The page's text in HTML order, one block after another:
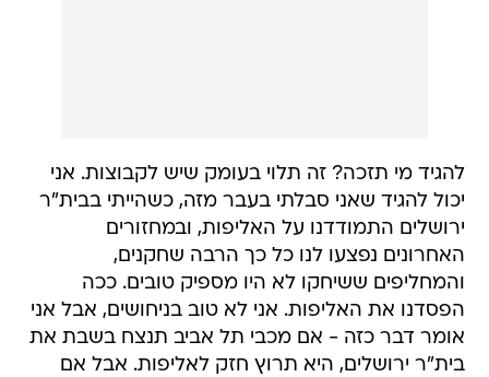
להגיד מי תזכה? זה תלוי בעומק שיש לקבוצות. אני
יכול להגיד שאני סבלתי בעבר מזה, כשהייתי בבית"ר
ירושלים התמודדנו על האליפות, ובמחזורים
האחרונים נפצעו לנו כל כך הרבה שחקנים,
והמחליפים ששיחקו לא היו מספיק טובים. ככה
הפסדנו את האליפות. אני לא טוב בניחושים, אבל אני
אומר דבר כזה - אם מכבי תל אביב תנצח בשבת את
בית"ר ירושלים, היא תרוץ חזק לאליפות. אבל אם